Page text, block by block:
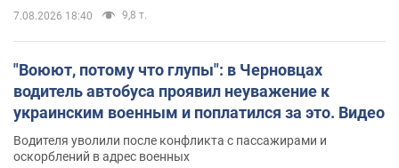
7.08.2026 18:40 9,8 т.
"Воюют, потому что глупы": в Черновцах
водитель автобуса проявил неуважение к
украинским военным и поплатился за это. Видео
Водителя уволили после конфликта с пассажирами и
оскорблений в адрес военных